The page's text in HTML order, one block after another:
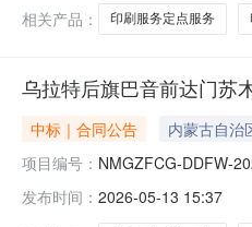
相关产品：
印刷服务定点服务
乌拉特后旗巴音前达门苏
中标｜合同公告 内蒙古自治
项目编号： NMGZFCG-DDFW-
发布时间： 2026-05-13 15:37